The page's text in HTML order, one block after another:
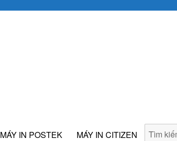
MÁY IN POSTEK MÁY IN CITIZEN